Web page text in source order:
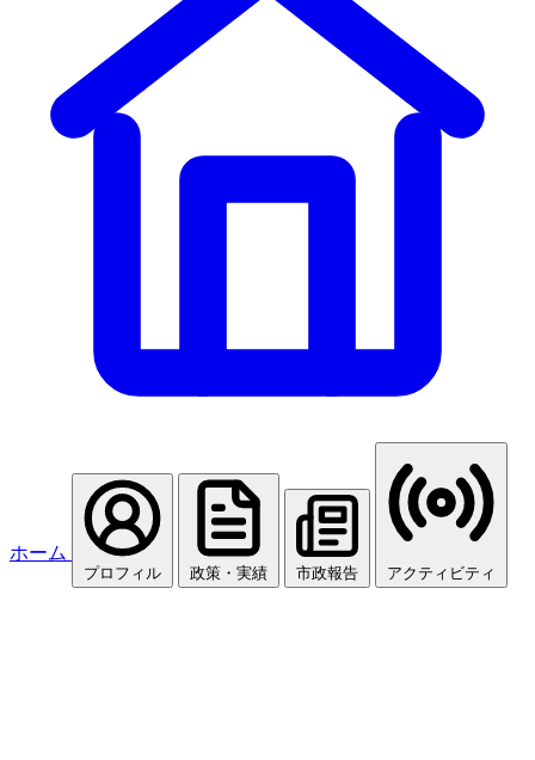
ホーム
プロフィル 政策・実績 市政報告 アクティビティ